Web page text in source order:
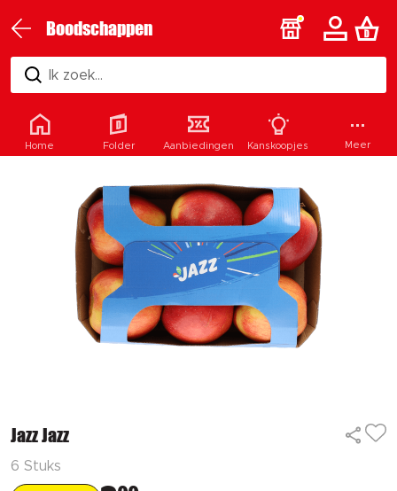
Boodschappen
Ik zoek...
Jazz Jazz
6 Stuks
Home Folder Aanbiedingen Kanskoopjes Meer